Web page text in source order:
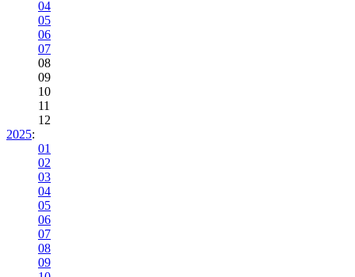
04
05
06
07
08
09
10
11
12
2025:
01
02
03
04
05
06
07
08
09